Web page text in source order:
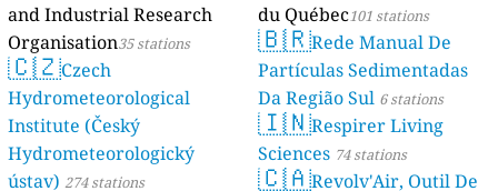
and Industrial Research
Organisation35 stations
🇨🇿Czech
Hydrometeorological
Institute (Český
Hydrometeorologický
ústav) 274 stations
du Québec101 stations
🇧🇷Rede Manual De
Partículas Sedimentadas
Da Região Sul 6 stations
🇮🇳Respirer Living
Sciences 74 stations
🇨🇦Revolv'Air, Outil De